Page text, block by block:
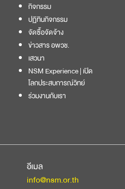
กิจกรรม
ปฏิทินกิจกรรม
จัดซื้อจัดจ้าง
ข่าวสาร อพวช.
เสวนา
NSM Experience | เปิด
โลกประสบการณ์วิทย์
ร่วมงานกับเรา
อีเมล
info@nsm.or.th